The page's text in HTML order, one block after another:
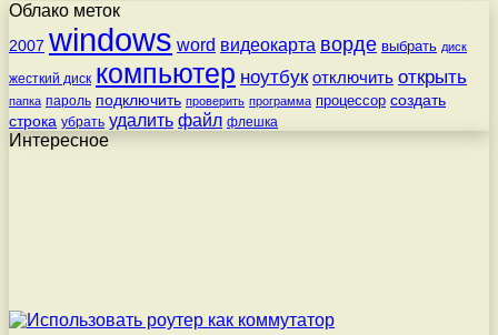
Облако меток
2007 windows word видеокарта ворде выбрать диск
жесткий диск компьютер ноутбук отключить открыть
папка пароль подключить проверить программа процессор создать
строка убрать удалить файл флешка
Интересное